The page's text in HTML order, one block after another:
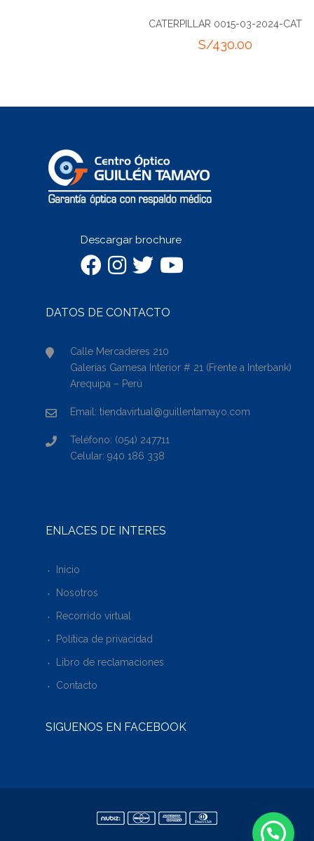
CATERPILLAR 0015-03-2024-CAT
Descargar brochure
DATOS DE CONTACTO
Calle Mercaderes 210
Galerías Gamesa Interior # 21 (Frente a Interbank)
Arequipa – Perú
Email: tiendavirtual@guillentamayo.com
Teléfono: (054) 247711
Celular: 940 186 338
ENLACES DE INTERÉS
Inicio
Nosotros
Recorrido virtual
Política de privacidad
Libro de reclamaciones
Contacto
SÍGUENOS EN FACEBOOK